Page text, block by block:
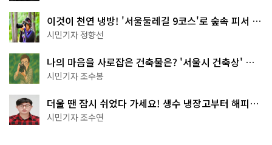
이것이 천연 냉방! '서울둘레길 9코스'로 숲속 피서 떠
나볼까
시민기자 정향선
나의 마음을 사로잡은 건축물은? '서울시 건축상' 수
상작 공개!
시민기자 조수봉
더울 땐 잠시 쉬었다 가세요! 생수 냉장고부터 해피소
·무더위쉼터까지
시민기자 조수연